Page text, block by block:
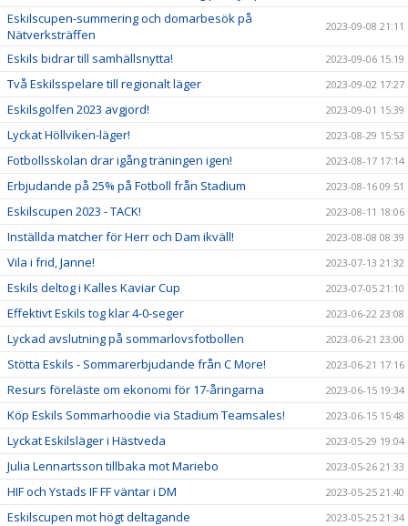
Eskilscupen-summering och domarbesök på
Nätverksträffen
2023-09-08 21:11
Eskils bidrar till samhällsnytta! 2023-09-06 15:19
Två Eskilsspelare till regionalt läger 2023-09-02 17:27
Eskilsgolfen 2023 avgjord! 2023-09-01 15:39
Lyckat Höllviken-läger! 2023-08-29 15:53
Fotbollsskolan drar igång träningen igen! 2023-08-17 17:14
Erbjudande på 25% på Fotboll från Stadium 2023-08-16 09:51
Eskilscupen 2023 - TACK! 2023-08-11 18:06
Inställda matcher för Herr och Dam ikväll! 2023-08-08 08:39
Vila i frid, Janne! 2023-07-13 21:32
Eskils deltog i Kalles Kaviar Cup 2023-07-05 21:10
Effektivt Eskils tog klar 4-0-seger 2023-06-22 23:08
Lyckad avslutning på sommarlovsfotbollen 2023-06-21 23:00
Stötta Eskils - Sommarerbjudande från C More! 2023-06-21 17:16
Resurs föreläste om ekonomi för 17-åringarna 2023-06-15 19:34
Köp Eskils Sommarhoodie via Stadium Teamsales! 2023-06-15 15:48
Lyckat Eskilsläger i Hästveda 2023-05-29 19:04
Julia Lennartsson tillbaka mot Mariebo 2023-05-26 21:33
HIF och Ystads IF FF väntar i DM 2023-05-25 21:40
Eskilscupen mot högt deltagande 2023-05-25 21:34